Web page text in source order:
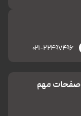
۰۲۱-۲۲۴۹۷۴۹۶
صفحات مهم